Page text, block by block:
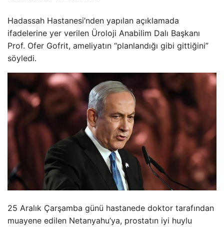
Hadassah Hastanesi’nden yapılan açıklamada
ifadelerine yer verilen Üroloji Anabilim Dalı Başkanı
Prof. Ofer Gofrit, ameliyatın “planlandığı gibi gittiğini”
söyledi.
25 Aralık Çarşamba günü hastanede doktor tarafından
muayene edilen Netanyahu’ya, prostatın iyi huylu